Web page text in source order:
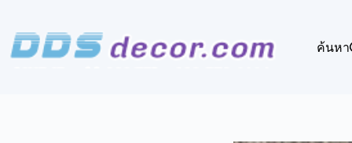
content
ค้นหา